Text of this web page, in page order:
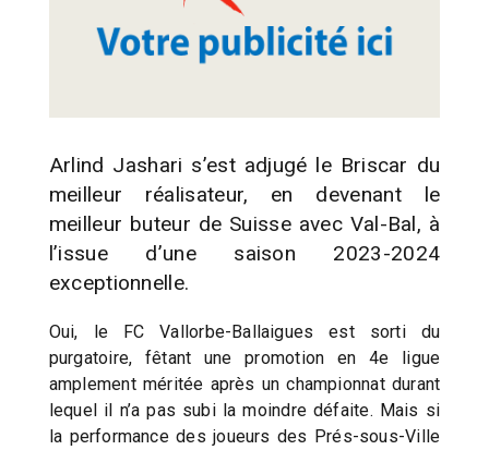
Arlind Jashari s’est adjugé le Briscar du
meilleur réalisateur, en devenant le
meilleur buteur de Suisse avec Val-Bal, à
l’issue d’une saison 2023-2024
exceptionnelle.
Oui, le FC Vallorbe-Ballaigues est sorti du
purgatoire, fêtant une promotion en 4e ligue
amplement méritée après un championnat durant
lequel il n’a pas subi la moindre défaite. Mais si
la performance des joueurs des Prés-sous-Ville